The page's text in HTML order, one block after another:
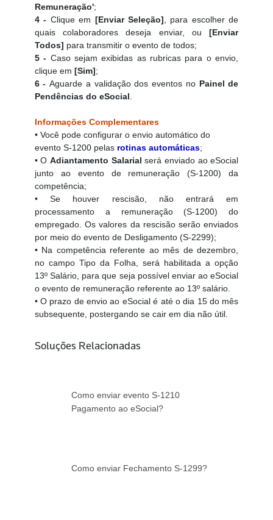
Remuneração';
4 - Clique em [Enviar Seleção], para escolher de
quais colaboradores deseja enviar, ou[Enviar
Todos] para transmitir o evento de todos;
5 - Caso sejam exibidas as rubricas para o envio,
clique em [Sim];
6 - Aguarde a validação dos eventos no Painel de
Pendências do eSocial.
Informações Complementares
• Você pode configurar o envio automático do
evento S-1200 pelas rotinas automáticas;
• OAdiantamento Salarial será enviado ao eSocial
junto ao evento de remuneração (S-1200) da
competência;
• Se houver rescisão, não entrará em
processamento a remuneração (S-1200) do
empregado. Os valores da rescisão serão enviados
por meio do evento de Desligamento (S-2299);
• Na competência referente ao mês de dezembro,
no campo Tipo da Folha, será habilitada a opção
13º Salário, para que seja possível enviar ao eSocial
o evento de remuneração referente ao 13º salário.
• O prazo de envio ao eSocial é até o dia 15 do mês
subsequente, postergando se cair em dia não útil.
Soluções Relacionadas
Como enviar evento S-1210
Pagamento ao eSocial?
Como enviar Fechamento S-1299?